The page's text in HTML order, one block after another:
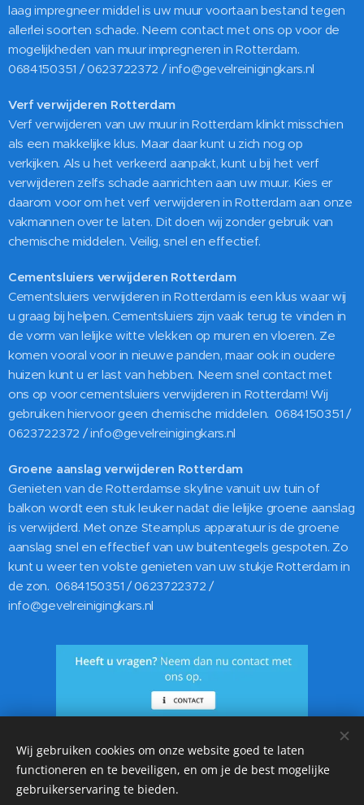
laag impregneer middel is uw muur voortaan bestand tegen
allerlei soorten schade. Neem contact met ons op voor de
mogelijkheden van muur impregneren in Rotterdam.
0684150351 / 0623722372 / info@gevelreinigingkars.nl
Verf verwijderen Rotterdam
Verf verwijderen van uw muur in Rotterdam klinkt misschien
als een makkelijke klus. Maar daar kunt u zich nog op
verkijken. Als u het verkeerd aanpakt, kunt u bij het verf
verwijderen zelfs schade aanrichten aan uw muur. Kies er
daarom voor om het verf verwijderen in Rotterdam aan onze
vakmannen over te laten. Dit doen wij zonder gebruik van
chemische middelen. Veilig, snel en effectief.
Cementsluiers verwijderen Rotterdam
Cementsluiers verwijderen in Rotterdam is een klus waar wij
u graag bij helpen. Cementsluiers zijn vaak terug te vinden in
de vorm van lelijke witte vlekken op muren en vloeren. Ze
komen vooral voor in nieuwe panden, maar ook in oudere
huizen kunt u er last van hebben. Neem snel contact met
ons op voor cementsluiers verwijderen in Rotterdam! Wij
gebruiken hiervoor geen chemische middelen. 0684150351 /
0623722372 / info@gevelreinigingkars.nl
Groene aanslag verwijderen Rotterdam
Genieten van de Rotterdamse skyline vanuit uw tuin of
balkon wordt een stuk leuker nadat die lelijke groene aanslag
is verwijderd. Met onze Steamplus apparatuur is de groene
aanslag snel en effectief van uw buitentegels gespoten. Zo
kunt u weer ten volste genieten van uw stukje Rotterdam in
de zon. 0684150351 / 0623722372 /
info@gevelreinigingkars.nl
10 jaar garantie op Gevelreiniging, Dakreiniging en
Impregneer. ☎️020 21 01 223
Wij gebruiken cookies om onze website goed te laten
functioneren en te beveiligen, en om je de best mogelijke
gebruikerservaring te bieden.